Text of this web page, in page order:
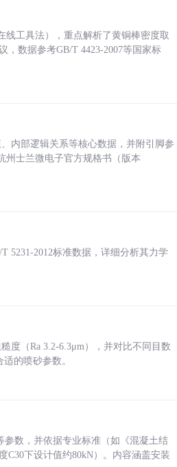
工具法），重点解析了黄铜棒密度取
，数据参考GB/T 4423-2007等国家标
内部逻辑关系等核心数据，并附引脚参
州士兰微电子官方规格书（版本
5231-2012标准数据，详细分析其力学
度（Ra 3.2-6.3μm），并对比不同目数
的喷砂参数。
数，并依据专业标准（如《混凝土结
C30下设计值约80kN）。内容涵盖安装